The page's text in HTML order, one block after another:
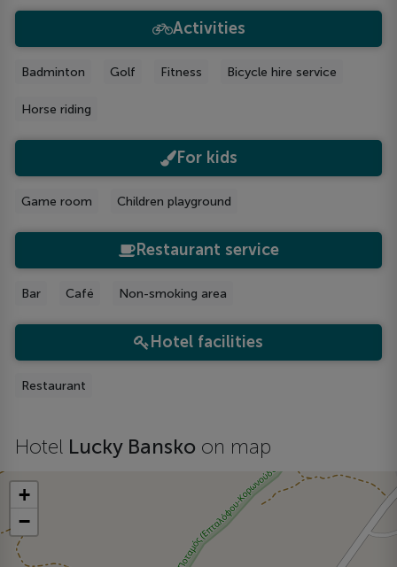
Activities
Badminton Golf Fitness Bicycle hire service
Horse riding
For kids
Game room Children playground
Restaurant service
Bar Café Non-smoking area
Hotel facilities
Restaurant
Hotel Lucky Bansko on map
+
−